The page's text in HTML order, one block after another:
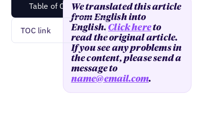
Table of Content
TOC link
We translated this article
from English into
English.Click hereto
read the original article.
If you see any problems in
the content, please send a
message to
name@email.com.